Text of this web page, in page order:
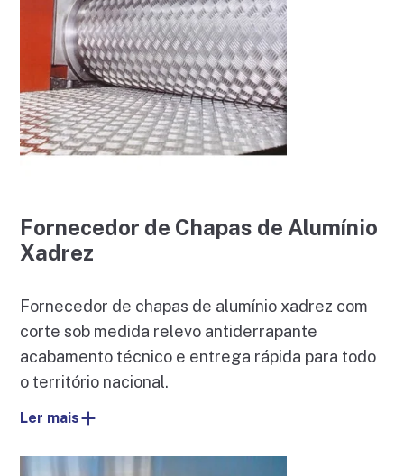
Fornecedor de Chapas de Alumínio
Xadrez
Fornecedor de chapas de alumínio xadrez com
corte sob medida relevo antiderrapante
acabamento técnico e entrega rápida para todo
o território nacional.
Ler mais